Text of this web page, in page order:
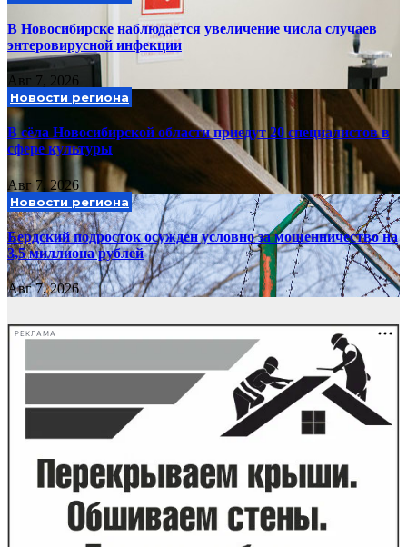
В Новосибирске наблюдается увеличение числа случаев
энтеровирусной инфекции
Авг 7, 2026
Новости региона
В сёла Новосибирской области приедут 20 специалистов в
сфере культуры
Авг 7, 2026
Новости региона
Бердский подросток осужден условно за мошенничество на
3,5 миллиона рублей
Авг 7, 2026
РЕКЛАМА